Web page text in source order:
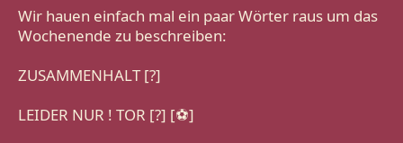
Wir hauen einfach mal ein paar Wörter raus um das
Wochenende zu beschreiben:
ZUSAMMENHALT [?]
LEIDER NUR ! TOR [?] [⚽️]